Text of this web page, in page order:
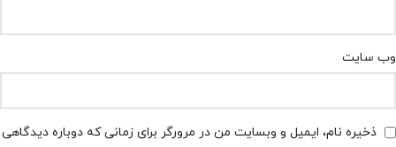
وب‌ سایت
ذخیره نام، ایمیل و وبسایت من در مرورگر برای زمانی که دوباره دیدگاهی